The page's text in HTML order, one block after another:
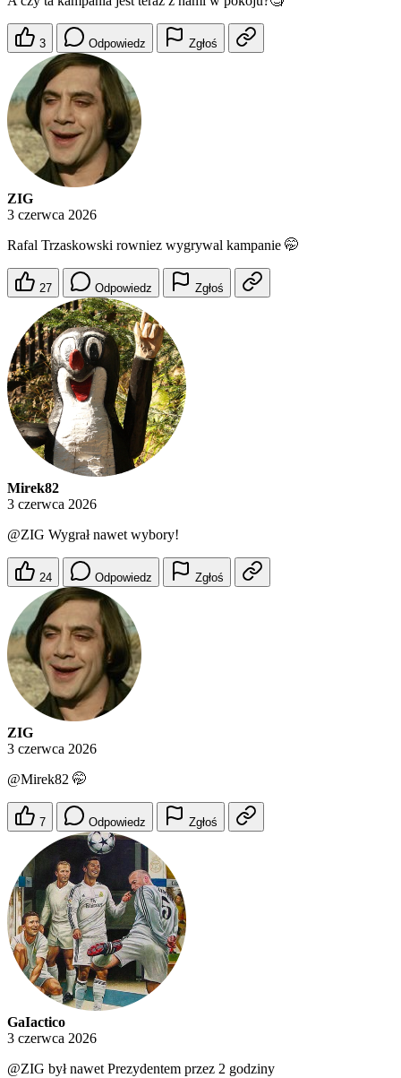
3 Odpowiedz Zgłoś
ZIG
3 czerwca 2026
Rafal Trzaskowski rowniez wygrywal kampanie 🤭
27 Odpowiedz Zgłoś
Mirek82
3 czerwca 2026
@ZIG Wygrał nawet wybory!
24 Odpowiedz Zgłoś
ZIG
3 czerwca 2026
@Mirek82 🤭
7 Odpowiedz Zgłoś
GaIactico
3 czerwca 2026
@ZIG był nawet Prezydentem przez 2 godziny